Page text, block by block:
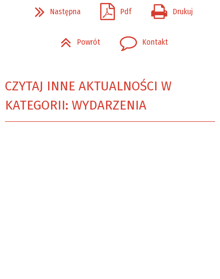
Następna Pdf Drukuj
Powrót Kontakt
CZYTAJ INNE AKTUALNOŚCI W
KATEGORII: WYDARZENIA